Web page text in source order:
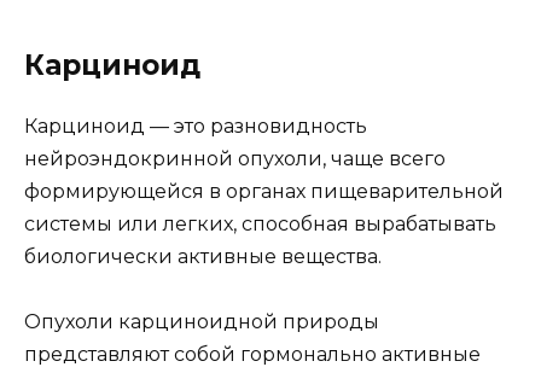
Карциноид
Карциноид — это разновидность
нейроэндокринной опухоли, чаще всего
формирующейся в органах пищеварительной
системы или легких, способная вырабатывать
биологически активные вещества.
Опухоли карциноидной природы
представляют собой гормонально активные